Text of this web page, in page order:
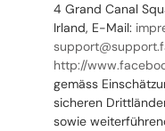
4 Grand Canal
Irland, E-Mail:
http://
gemäss
sicheren
sowie